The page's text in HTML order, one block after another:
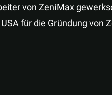
von ZeniMax
für die Gründung von